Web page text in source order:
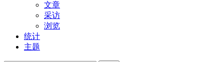
文章
采访
浏览
统计
主题